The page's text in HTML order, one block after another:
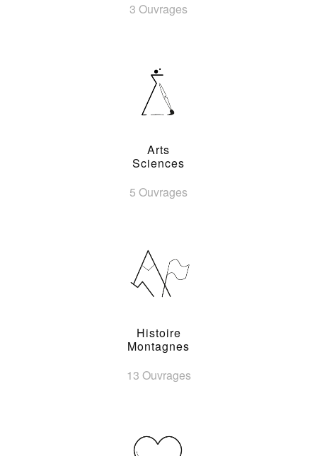
3 Ouvrages
Arts
Sciences
5 Ouvrages
Histoire
Montagnes
13 Ouvrages